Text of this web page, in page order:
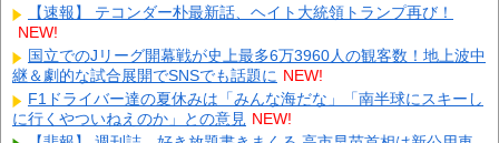
【速報】 テコンダー朴最新話、ヘイト大統領トランプ再び！
NEW!
国立でのJリーグ開幕戦が史上最多6万3960人の観客数！地上波中
継＆劇的な試合展開でSNSでも話題に NEW!
F1ドライバー達の夏休みは「みんな海だな」「南半球にスキーし
に行くやついねえのか」との意見 NEW!